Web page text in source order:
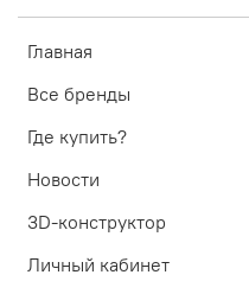
Главная
Все бренды
Где купить?
Новости
3D-конструктор
Личный кабинет